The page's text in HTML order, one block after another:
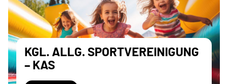
KGL. ALLG. SPORTVEREINIGUNG
– KAS